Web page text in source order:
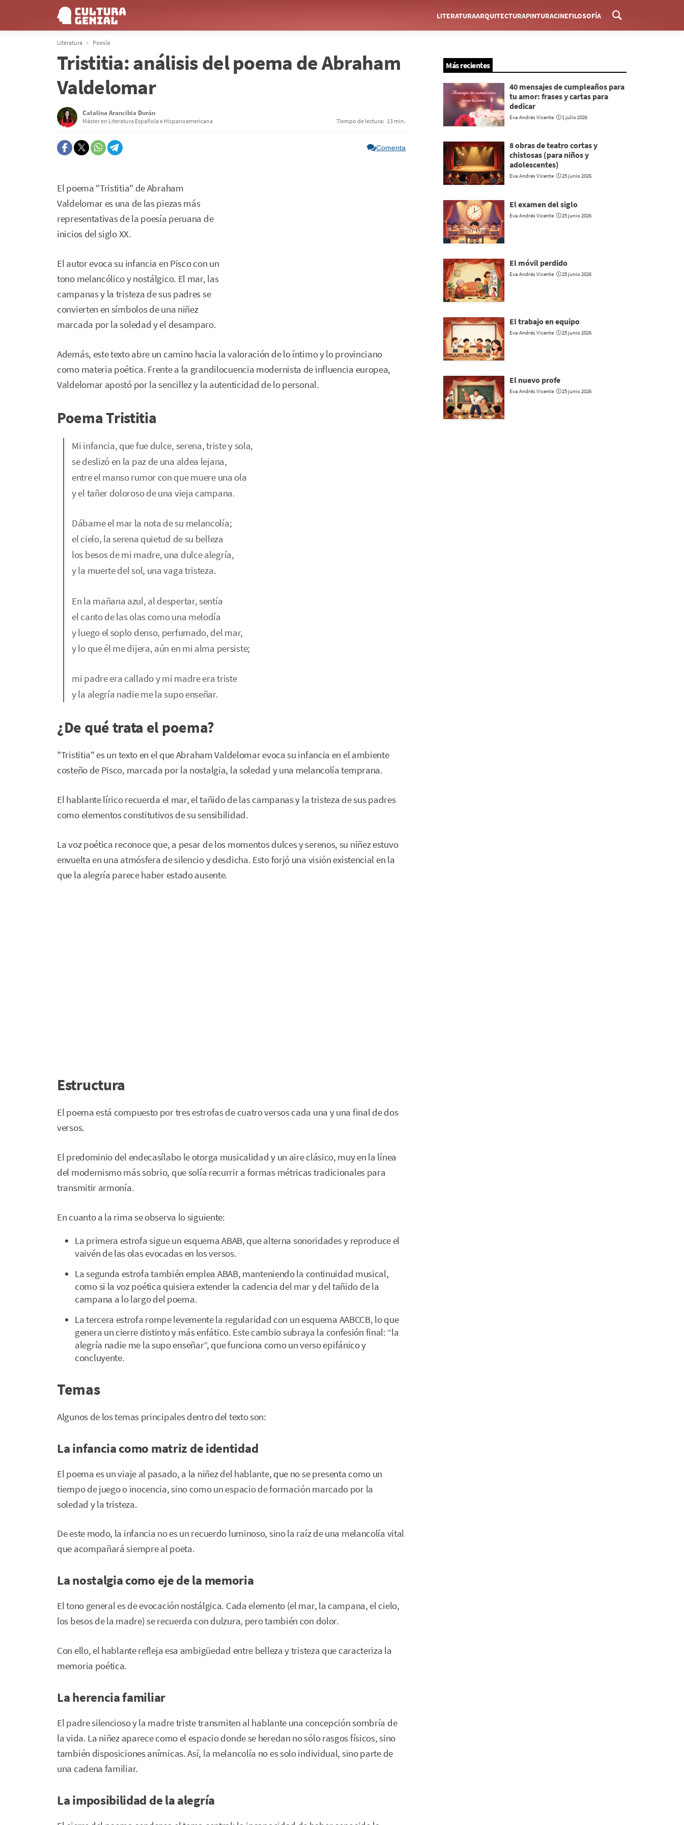
Menú
LITERATURAARQUITECTURAPINTURACINEFILOSOFÍA
Literatura Poesía
Tristitia: análisis del poema de Abraham
Valdelomar
Catalina Arancibia Durán
Máster en Literatura Española e Hispanoamericana Tiempo de lectura: 13 min.
Comenta
El poema "Tristitia" de Abraham
Valdelomar es una de las piezas más
representativas de la poesía peruana de
inicios del siglo XX.
El autor evoca su infancia en Pisco con un
tono melancólico y nostálgico. El mar, las
campanas y la tristeza de sus padres se
convierten en símbolos de una niñez
marcada por la soledad y el desamparo.
Además, este texto abre un camino hacia la valoración de lo íntimo y lo provinciano
como materia poética. Frente a la grandilocuencia modernista de influencia europea,
Valdelomar apostó por la sencillez y la autenticidad de lo personal.
Poema Tristitia
Mi infancia, que fue dulce, serena, triste y sola,
se deslizó en la paz de una aldea lejana,
entre el manso rumor con que muere una ola
y el tañer doloroso de una vieja campana.
Dábame el mar la nota de su melancolía;
el cielo, la serena quietud de su belleza
los besos de mi madre, una dulce alegría,
y la muerte del sol, una vaga tristeza.
En la mañana azul, al despertar, sentía
el canto de las olas como una melodía
y luego el soplo denso, perfumado, del mar,
y lo que él me dijera, aún en mi alma persiste;
mi padre era callado y mi madre era triste
y la alegría nadie me la supo enseñar.
¿De qué trata el poema?
"Tristitia" es un texto en el que Abraham Valdelomar evoca su infancia en el ambiente
costeño de Pisco, marcada por la nostalgia, la soledad y una melancolía temprana.
El hablante lírico recuerda el mar, el tañido de las campanas y la tristeza de sus padres
como elementos constitutivos de su sensibilidad.
La voz poética reconoce que, a pesar de los momentos dulces y serenos, su niñez estuvo
envuelta en una atmósfera de silencio y desdicha. Esto forjó una visión existencial en la
que la alegría parece haber estado ausente.
Estructura
El poema está compuesto por tres estrofas de cuatro versos cada una y una final de dos
versos.
El predominio del endecasílabo le otorga musicalidad y un aire clásico, muy en la línea
del modernismo más sobrio, que solía recurrir a formas métricas tradicionales para
transmitir armonía.
En cuanto a la rima se observa lo siguiente:
La primera estrofa sigue un esquema ABAB, que alterna sonoridades y reproduce el
vaivén de las olas evocadas en los versos.
La segunda estrofa también emplea ABAB, manteniendo la continuidad musical,
como si la voz poética quisiera extender la cadencia del mar y del tañido de la
campana a lo largo del poema.
La tercera estrofa rompe levemente la regularidad con un esquema AABCCB, lo que
genera un cierre distinto y más enfático. Este cambio subraya la confesión final: “la
alegría nadie me la supo enseñar”, que funciona como un verso epifánico y
concluyente.
Temas
Algunos de los temas principales dentro del texto son:
La infancia como matriz de identidad
El poema es un viaje al pasado, a la niñez del hablante, que no se presenta como un
tiempo de juego o inocencia, sino como un espacio de formación marcado por la
soledad y la tristeza.
De este modo, la infancia no es un recuerdo luminoso, sino la raíz de una melancolía vital
que acompañará siempre al poeta.
La nostalgia como eje de la memoria
El tono general es de evocación nostálgica. Cada elemento (el mar, la campana, el cielo,
los besos de la madre) se recuerda con dulzura, pero también con dolor.
Con ello, el hablante refleja esa ambigüedad entre belleza y tristeza que caracteriza la
memoria poética.
La herencia familiar
El padre silencioso y la madre triste transmiten al hablante una concepción sombría de
la vida. La niñez aparece como el espacio donde se heredan no sólo rasgos físicos, sino
también disposiciones anímicas. Así, la melancolía no es solo individual, sino parte de
una cadena familiar.
La imposibilidad de la alegría
Más recientes
40 mensajes de cumpleaños para
tu amor: frases y cartas para
dedicar
Eva Andrés Vicente 1 julio 2026
8 obras de teatro cortas y
chistosas (para niños y
adolescentes)
Eva Andrés Vicente 25 junio 2026
El examen del siglo
Eva Andrés Vicente 25 junio 2026
El móvil perdido
Eva Andrés Vicente 25 junio 2026
El trabajo en equipo
Eva Andrés Vicente 25 junio 2026
El nuevo profe
Eva Andrés Vicente 25 junio 2026